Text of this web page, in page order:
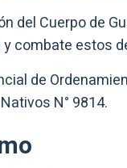
del Cuerpo de
y combate estos
de
N° 9814.